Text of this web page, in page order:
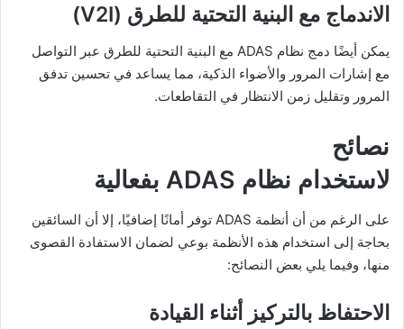
الاندماج مع البنية التحتية للطرق (V2I)
يمكن أيضًا دمج نظام ADAS مع البنية التحتية للطرق عبر التواصل
مع إشارات المرور والأضواء الذكية، مما يساعد في تحسين تدفق
المرور وتقليل زمن الانتظار في التقاطعات.
نصائح
لاستخدام نظام ADAS بفعالية
على الرغم من أن أنظمة ADAS توفر أمانًا إضافيًا، إلا أن السائقين
بحاجة إلى استخدام هذه الأنظمة بوعي لضمان الاستفادة القصوى
منها، وفيما يلي بعض النصائح:
الاحتفاظ بالتركيز أثناء القيادة